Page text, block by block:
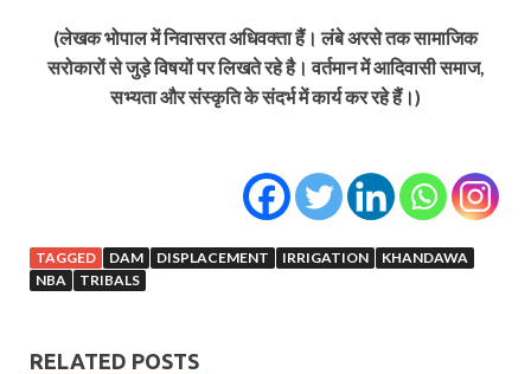
(लेखक भोपाल में निवासरत अधिवक्ता हैं। लंबे अरसे तक सामाजिक
सरोकारों से जुड़े विषयों पर लिखते रहे है। वर्तमान में आदिवासी समाज,
सभ्यता और संस्कृति के संदर्भ में कार्य कर रहे हैं।)
TAGGED DAM DISPLACEMENT IRRIGATION
KHANDAWA
NBA
TRIBALS
RELATED POSTS